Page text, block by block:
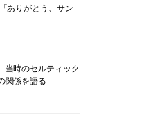
ありがとう、サン
時のセルティック
関係を語る